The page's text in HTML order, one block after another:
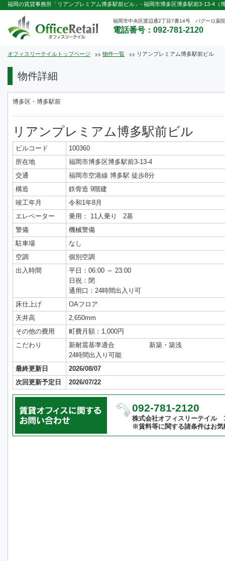
福岡の賃貸事務所「リアンプレミアム博多駅前ビル」- 福岡市博多区博多駅前3-13-4（
福岡市中央区渡辺通2丁目7番14号 パグーロ薬
電話番号：092-781-2120
オフィスリーテイルトップページ 物件一覧 リアンプレミアム博多駅前ビル
物件詳細
博多区・博多駅前
リアンプレミアム博多駅前ビル
ビルコード
100360
所在地
福岡市博多区博多駅前3-13-4
交通
福岡市空港線 博多駅 徒歩8分
構造
鉄骨造 9階建
竣工年月
令和1年8月
エレベーター
乗用： 11人乗り 2基
警備
機械警備
駐車場
なし
空調
個別空調
出入時間
平日：06:00 ～ 23:00
日祝：閉
通用口：24時間出入り可
床仕上げ
OAフロア
天井高
2,650mm
その他の費用
町費月額：1,000円
こだわり
新耐震基準適合
新築・築浅
24時間出入り可能
最終更新日
2026/08/07
次回更新予定日
2026/07/22
092-781-2120
株式会社オフィスリーテイル
※賃料等に関する諸条件はお